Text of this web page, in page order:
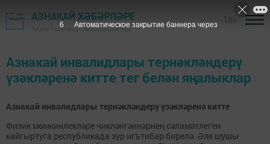
АЗНАКАЙ ХӘБӘРЛӘРЕ
"Маяк" газетасы - Азнакай районы
Азнакай инвалидлары тернәкләндерү
үзәкләренә китте тег белән яңалыклар
Азнакай инвалидлары тернәкләндерү үзәкләренә китте
Физик мөмкинлекләре чикләнгәннәрнең сәламәтлеген
кайгыртуга республикада зур игътибар бирелә. Әле шушы
6 Автоматическое закрытие баннера через